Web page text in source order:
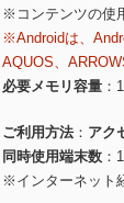
※コンテンツの使
※Androidは、
AQUOS、
必要メモリ容量
ご利用方法
アク
同時使用端末数
1
※インターネット